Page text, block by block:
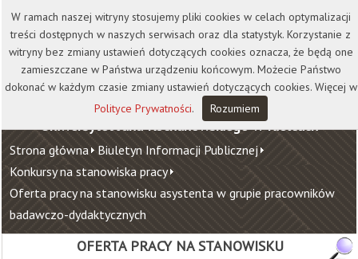
Kontakt Biblioteka
Wydawnictwo
Wirtualna Uczelnia
Uniwersytet Jana Kochanowskiego w Kielcach
Strona główna Biuletyn Informacji Publicznej
Konkursy na stanowiska pracy
Oferta pracy na stanowisku asystenta w grupie pracowników
badawczo-dydaktycznych
OFERTA PRACY NA STANOWISKU
W ramach naszej witryny stosujemy pliki cookies w celach optymalizacji
treści dostępnych w naszych serwisach oraz dla statystyk. Korzystanie z
witryny bez zmiany ustawień dotyczących cookies oznacza, że będą one
zamieszczane w Państwa urządzeniu końcowym. Możecie Państwo
dokonać w każdym czasie zmiany ustawień dotyczących cookies. Więcej w
Polityce Prywatności. Rozumiem